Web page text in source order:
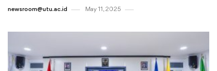
newsroom@utu.ac.id May 11 , 2025